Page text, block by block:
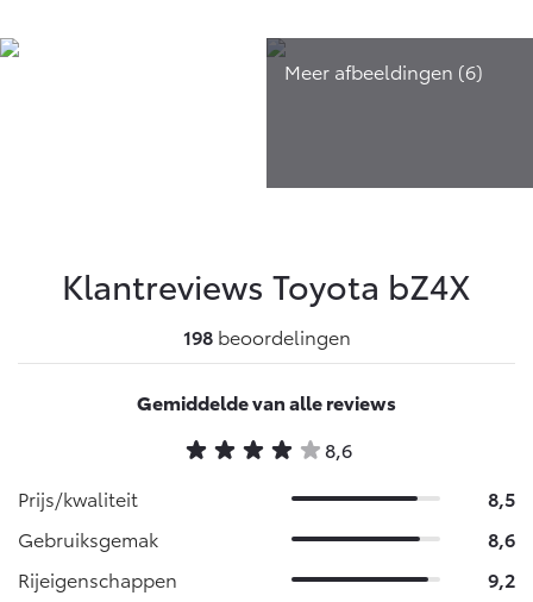
Klantreviews Toyota bZ4X
198beoordelingen
Gemiddelde van alle reviews
8,6
Prijs/kwaliteit
8,5
Gebruiksgemak
8,6
Rijeigenschappen
9,2